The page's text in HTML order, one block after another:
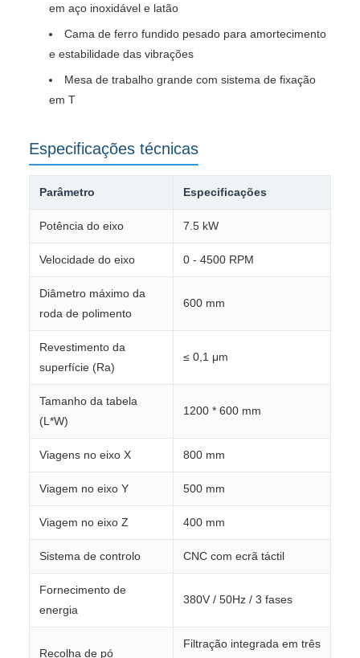
em aço inoxidável e latão
Cama de ferro fundido pesado para amortecimento
e estabilidade das vibrações
Mesa de trabalho grande com sistema de fixação
em T
Especificações técnicas
Parâmetro Especificações
Potência do eixo 7.5 kW
Velocidade do eixo 0 - 4500 RPM
Diâmetro máximo da
roda de polimento
600 mm
Revestimento da
superfície (Ra)
≤ 0,1 μm
Tamanho da tabela
(L*W)
1200 * 600 mm
Viagens no eixo X 800 mm
Viagem no eixo Y 500 mm
Viagem no eixo Z 400 mm
Sistema de controlo CNC com ecrã táctil
Fornecimento de
energia
380V / 50Hz / 3 fases
Recolha de pó
Filtração integrada em três